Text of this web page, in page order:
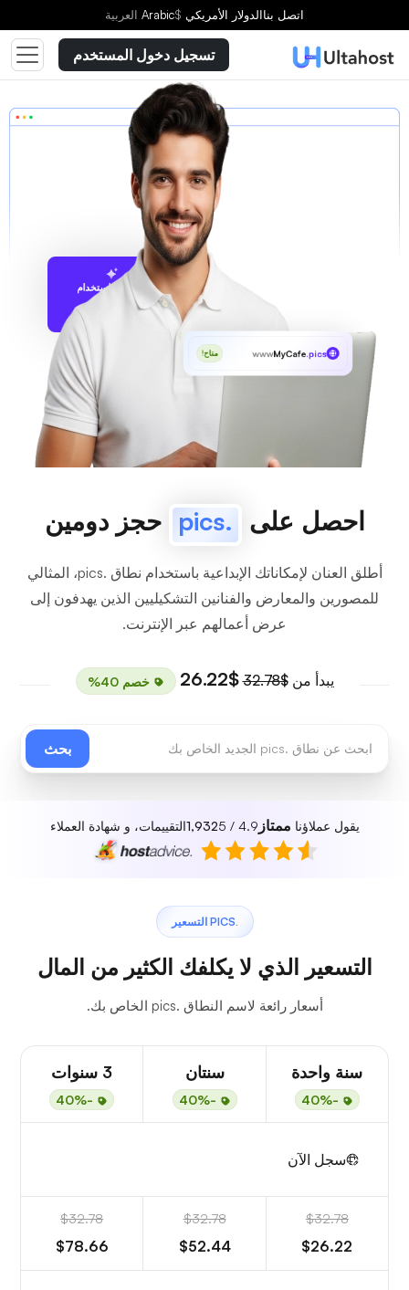
اتصل بناالدولار الأمريكي $
Arabic العربية
تسجيل دخول المستخدم
الاقتراح باستخدام
wwwMyCafe .pics متاح!
احصل على .pics حجز دومين
أطلق العنان لإمكاناتك الإبداعية باستخدام نطاق .pics، المثالي
للمصورين والمعارض والفنانين التشكيليين الذين يهدفون إلى
عرض أعمالهم عبر الإنترنت.
يبدأ من$32.78
$26.22 خصم 40%
بحث
يقول عملاؤنا ممتاز 4.9 / 5
1,932التقييمات، و شهادة العملاء
.PICS التسعير
التسعير الذي لا يكلفك الكثير من المال
أسعار رائعة لاسم النطاق .pics الخاص بك.
سنة واحدة
-40%
سنتان
-40%
3 سنوات
-40%
سجل الآن
$32.78
$26.22
$32.78
$52.44
$32.78
$78.66